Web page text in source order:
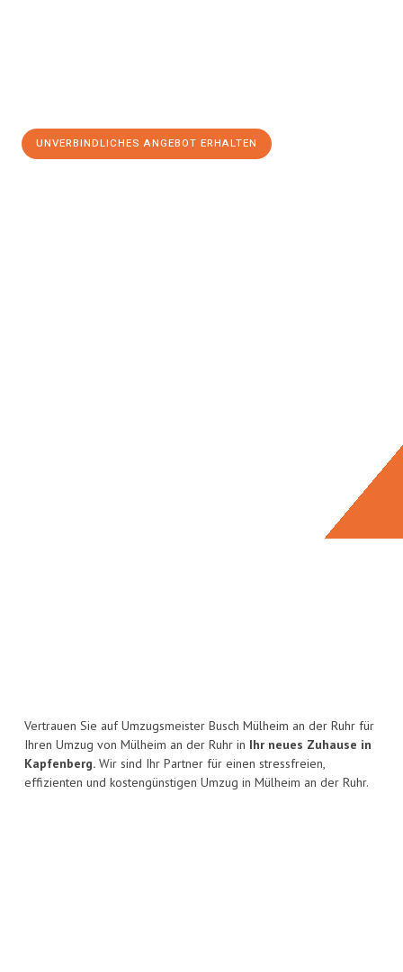
UNVERBINDLICHES ANGEBOT ERHALTEN
Vertrauen Sie auf Umzugsmeister Busch Mülheim an der Ruhr für
Ihren Umzug von Mülheim an der Ruhr in Ihr neues Zuhause in
Kapfenberg. Wir sind Ihr Partner für einen stressfreien,
effizienten und kostengünstigen Umzug in Mülheim an der Ruhr.